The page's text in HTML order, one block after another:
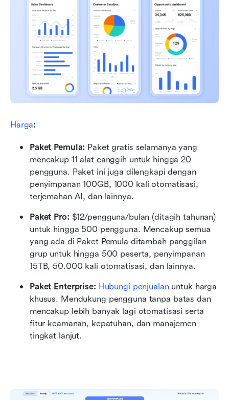
Harga:
Paket Pemula: Paket gratis selamanya yang
mencakup 11 alat canggih untuk hingga 20
pengguna. Paket ini juga dilengkapi dengan
penyimpanan 100GB, 1000 kali otomatisasi,
terjemahan AI, dan lainnya.
Paket Pro: $12/pengguna/bulan (ditagih tahunan)
untuk hingga 500 pengguna. Mencakup semua
yang ada di Paket Pemula ditambah panggilan
grup untuk hingga 500 peserta, penyimpanan
15TB, 50.000 kali otomatisasi, dan lainnya.
Paket Enterprise: Hubungi penjualan untuk harga
khusus. Mendukung pengguna tanpa batas dan
mencakup lebih banyak lagi otomatisasi serta
fitur keamanan, kepatuhan, dan manajemen
tingkat lanjut.